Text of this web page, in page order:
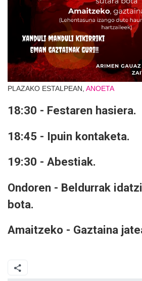
PLAZAKO ESTALPEAN, ANOETA
18:30 - Festaren hasiera.
18:45 - Ipuin kontaketa.
19:30 - Abestiak.
Ondoren - Beldurrak
bota.
Amaitzeko - Gaztaina